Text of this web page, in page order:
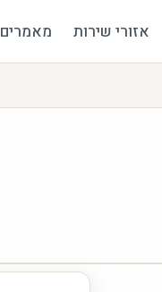
אזורי שירות מאמרים